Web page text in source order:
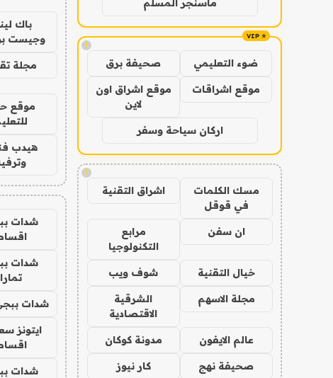
ماسنجر المسلم
!
ضوء التعليمي صحيفة برق
موقع اشراقات
موقع اشراق اون
لاين
اركان سياحة وسفر
!
مسك الكلمات
في قوقل
اشراق التقنية
ان سفن
مرابع
التكنولوجيا
خيال التقنية شوف ويب
مجلة الاسهم
الشرقية
الاقتصادية
عالم الايفون مدونة كوكان
صحيفة نهج كار نيوز
باك
وجيست
مجلة
موقع
هيدب
شدات
شدات
تمارا
شدات
ايتونز
شدات